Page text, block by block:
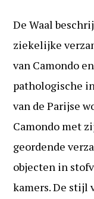
De Waal
ziekelijke
van Camondo
pathologische
van de Parijse
Camondo met
geordende
objecten in
kamers. De stijl